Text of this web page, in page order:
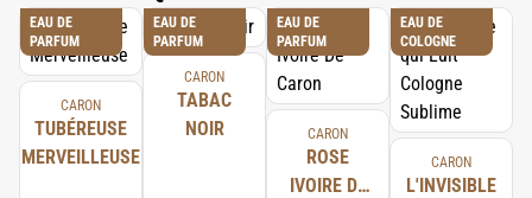
EAU DE
PARFUM
CARON
TUBÉREUSE
MERVEILLEUSE
EAU DE
PARFUM
CARON
TABAC
NOIR
EAU DE
PARFUM
CARON
ROSE
IVOIRE DE
EAU DE
COLOGNE
CARON
L'INVISIBLE